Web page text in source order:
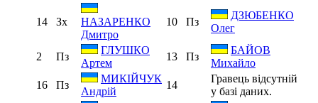
14 Зх
НАЗАРЕНКО
Дмитро
10 Пз
ДЗЮБЕНКО
Олег
2 Пз
ГЛУШКО
Артем
13 Пз
БАЙОВ
Михайло
16
Пз
МИКІЙЧУК
Андрій
14
Гравець відсутній
у базі даних.